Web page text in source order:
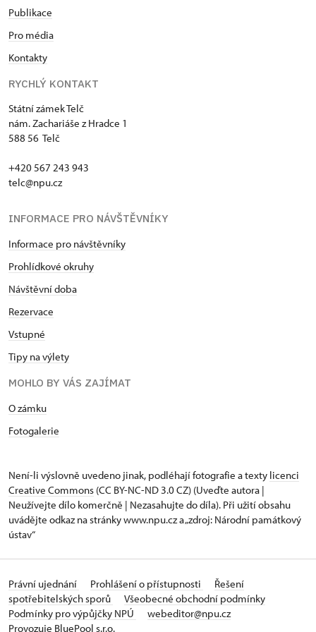
Publikace
Pro média
Kontakty
RYCHLÝ KONTAKT
Státní zámek Telč
nám. Zachariáše z Hradce 1
588 56 Telč
+420 567 243 943
telc@npu.cz
INFORMACE PRO NÁVŠTĚVNÍKY
Informace pro návštěvníky
Prohlídkové okruhy
Návštěvní doba
Rezervace
Vstupné
Tipy na výlety
MOHLO BY VÁS ZAJÍMAT
O zámku
Fotogalerie
Není-li výslovně uvedeno jinak, podléhají fotografie a texty licenci
Creative Commons (CC BY-NC-ND 3.0 CZ) (Uveďte autora |
Neužívejte dílo komerčně | Nezasahujte do díla). Při užití obsahu
uvádějte odkaz na stránky www.npu.cz a „zdroj: Národní památkový
ústav“
Právní ujednání Prohlášení o přístupnosti
Řešení
spotřebitelských sporů
Všeobecné obchodní podmínky
Podmínky pro výpůjčky NPÚ
webeditor@npu.cz
Provozuje BluePool s.r.o.